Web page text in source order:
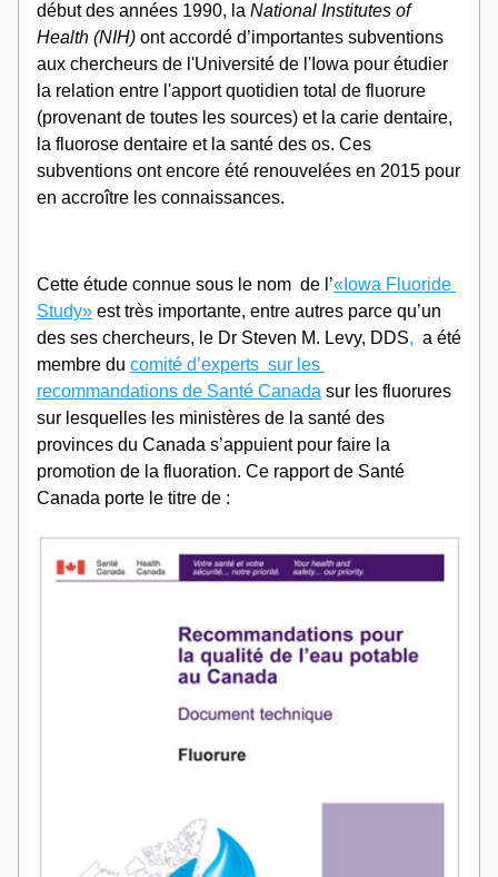
début des années 1990, la National Institutes of
Health (NIH) ont accordé d’importantes subventions
aux chercheurs de l'Université de l'Iowa pour étudier
la relation entre l'apport quotidien total de fluorure
(provenant de toutes les sources) et la carie dentaire,
la fluorose dentaire et la santé des os. Ces
subventions ont encore été renouvelées en 2015 pour
en accroître les connaissances.
Cette étude connue sous le nom  de l’«Iowa Fluoride
Study» est très importante, entre autres parce qu’un
des ses chercheurs, le Dr Steven M. Levy, DDS, a été
membre du comité d’experts  sur les
recommandations de Santé Canada sur les fluorures
sur lesquelles les ministères de la santé des
provinces du Canada s’appuient pour faire la
promotion de la fluoration. Ce rapport de Santé
Canada porte le titre de :